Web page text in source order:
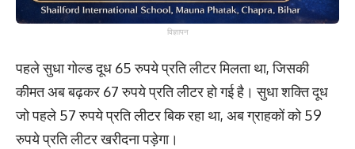
विज्ञापन
पहले सुधा गोल्ड दूध 65 रुपये प्रति लीटर मिलता था, जिसकी
कीमत अब बढ़कर 67 रुपये प्रति लीटर हो गई है। सुधा शक्ति दूध
जो पहले 57 रुपये प्रति लीटर बिक रहा था, अब ग्राहकों को 59
रुपये प्रति लीटर खरीदना पड़ेगा।